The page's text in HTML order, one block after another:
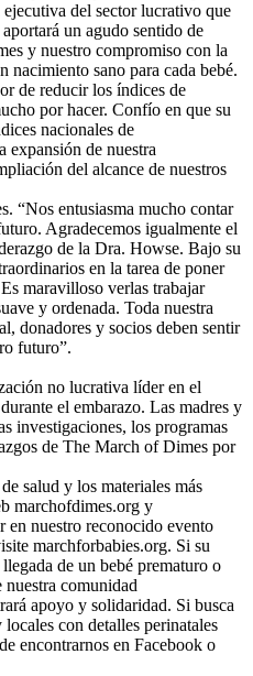
del sector lucrativo que
un agudo sentido de
y nuestro compromiso con la
nacimiento sano para cada bebé.
de reducir los índices de
por hacer. Confío en que su
nacionales de
expansión de nuestra
del alcance de nuestros
“Nos entusiasma mucho contar
Agradecemos igualmente el
de la Dra. Howse. Bajo su
en la tarea de poner
maravilloso verlas trabajar
y ordenada. Toda nuestra
donadores y socios deben sentir
futuro”.
no lucrativa líder en el
el embarazo. Las madres y
investigaciones, los programas
de The March of Dimes por
salud y los materiales más
marchofdimes.org y
en nuestro reconocido evento
marchforbabies.org. Si su
de un bebé prematuro o
comunidad
apoyo y solidaridad. Si busca
locales con detalles perinatales
encontrarnos en Facebook o